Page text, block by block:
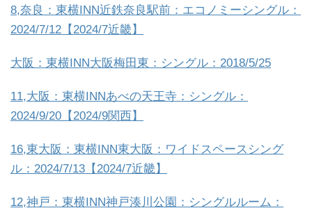
8,奈良：東横INN近鉄奈良駅前：エコノミーシングル：
2024/7/12【2024/7近畿】
大阪：東横INN大阪梅田東：シングル：2018/5/25
11,大阪：東横INNあべの天王寺：シングル：
2024/9/20【2024/9関西】
16,東大阪：東横INN東大阪：ワイドスペースシング
ル：2024/7/13【2024/7近畿】
12,神戸：東横INN神戸湊川公園：シングルルーム：